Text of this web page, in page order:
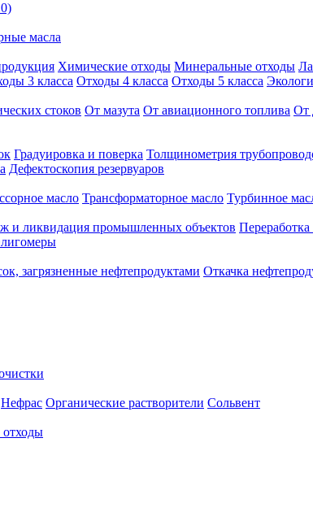
масла
Химические отходы Минеральные отходы
3 класса Отходы 4 класса Отходы 5 класса
стоков От мазута От авиационного топлива От
Градуировка и поверка Толщинометрия
Дефектоскопия резервуаров
масло Трансформаторное масло Турбинное
и ликвидация промышленных объектов
загрязненные нефтепродуктами Откачка
Нефрас Органические растворители Сольвент